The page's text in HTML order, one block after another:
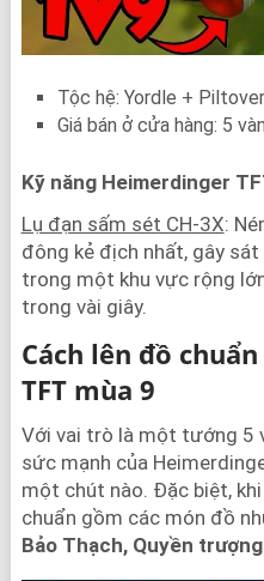
Tộc hệ: Yordle +
Giá bán ở cửa hàng: 5
Kỹ năng Heimerdinger
Lụ đạn sấm sét CH-3X:
đông kẻ địch nhất, gây
trong một khu vực rộng
trong vài giây.
Cách lên đồ
TFT mùa 9
Với vai trò là một tướng 5
sức mạnh của
một chút nào. Đặc biệt,
chuẩn gồm các món đồ
Bảo Thạch, Quyền